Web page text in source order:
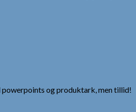
og produktark, men tillid!